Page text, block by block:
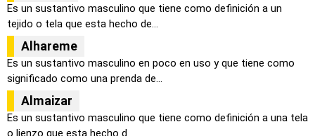
Es un sustantivo masculino que tiene como definición a un
tejido o tela que esta hecho de...
Alhareme
Es un sustantivo masculino en poco en uso y que tiene como
significado como una prenda de...
Almaizar
Es un sustantivo masculino que tiene como definición a una tela
o lienzo que esta hecho d...